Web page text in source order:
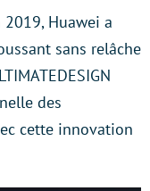
Huawei a
sans relâche
des
cette innovation